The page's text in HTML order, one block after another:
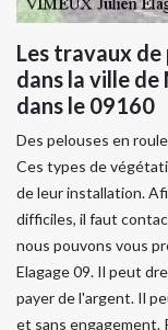
Les travaux de
dans la ville
dans le 09160
Des pelouses en
Ces types de
de leur installation.
difficiles, il faut
nous pouvons vous
Elagage 09. Il peut
payer de l'argent. Il
et sans engagement.